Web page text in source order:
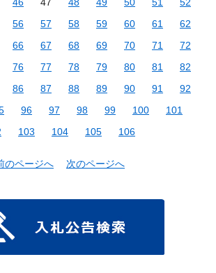
56 57 58 59 60 61
62
66 67 68 69 70 71
72
76 77 78 79 80 81
82
86 87 88 89 90 91
92
96 97 98 99 100
101
103 104 105 106
のページへ 次のページへ